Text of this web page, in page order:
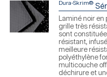
Dura-Skrim®
Laminé noir
grille très
sont
résistant,
meilleure
polyéthylène
multicouche
déchirure et